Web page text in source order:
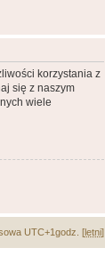
korzystania z
się z naszym
wiele
UTC+1godz. [letni]